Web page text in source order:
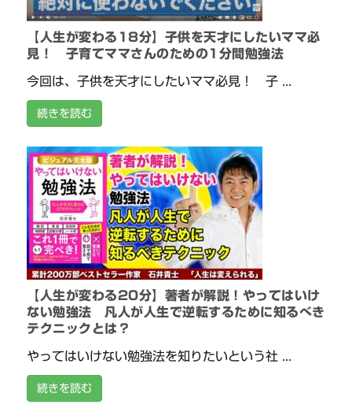
【人生が変わる18分】子供を天才にしたいママ必
見！ 子育てママさんのための1分間勉強法
今回は、子供を天才にしたいママ必見！ 子 ...
続きを読む
【人生が変わる20分】著者が解説！やってはいけ
ない勉強法 凡人が人生で逆転するために知るべき
テクニックとは？
やってはいけない勉強法を知りたいという社 ...
続きを読む